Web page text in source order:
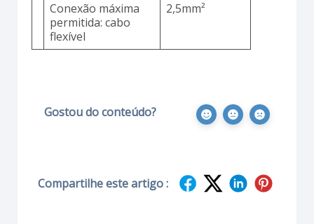
Conexão máxima
permitida: cabo
flexível
2,5mm²
Gostou do conteúdo?
Compartilhe este artigo :